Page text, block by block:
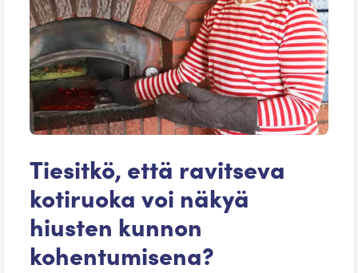
Tiesitkö, että ravitseva
kotiruoka voi näkyä
hiusten kunnon
kohentumisena?